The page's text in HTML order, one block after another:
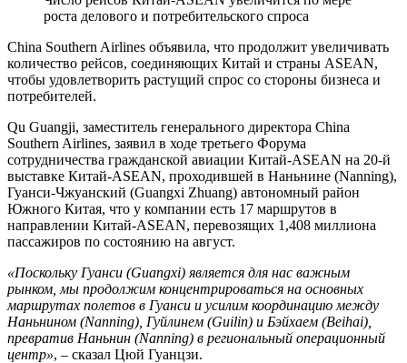
роста делового и потребительского спроса
China Southern Airlines объявила, что продолжит увеличивать
количество рейсов, соединяющих Китай и страны ASEAN,
чтобы удовлетворить растущий спрос со стороны бизнеса и
потребителей.
Qu Guangji, заместитель генерального директора China
Southern Airlines, заявил в ходе третьего Форума
сотрудничества гражданской авиации Китай-ASEAN на 20-й
выставке Китай-ASEAN, проходившей в Наньнине (Nanning),
Гуанси-Чжуанский (Guangxi Zhuang) автономный район
Южного Китая, что у компании есть 17 маршрутов в
направлении Китай-ASEAN, перевозящих 1,408 миллиона
пассажиров по состоянию на август.
«Поскольку Гуанси (Guangxi) является для нас важным
рынком, мы продолжим концентрироваться на основных
маршрутах полетов в Гуанси и усилим координацию между
Наньнином (Nanning), Гуйлинем (Guilin) и Бэйхаем (Beihai),
превратив Наньнин (Nanning) в региональный операционный
центр», – сказал Цюй Гуанцзи.